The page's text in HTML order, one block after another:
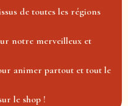
de toutes les régions
notre merveilleux et
animer partout et tout le
le shop !